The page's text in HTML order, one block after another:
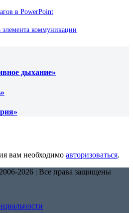
в PowerPoint
элемента коммуникации
дыхание»
вам необходимо авторизоваться.
2026 | Все права защищены